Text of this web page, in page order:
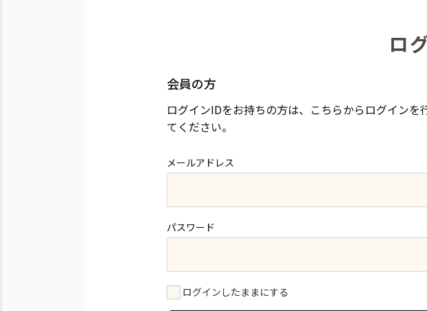
ロ
会員の方
ログインIDをお持ちの方は、こちらからログインを
てください。
メールアドレス
パスワード
ログインしたままにする